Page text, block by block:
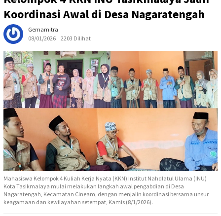
Koordinasi Awal di Desa Nagaratengah
Gemamitra
08/01/2026
2203 Dilihat
Mahasiswa Kelompok 4 Kuliah Kerja Nyata (KKN) Institut Nahdlatul Ulama (INU)
Kota Tasikmalaya mulai melakukan langkah awal pengabdian di Desa
Nagaratengah, Kecamatan Cineam, dengan menjalin koordinasi bersama unsur
keagamaan dan kewilayahan setempat, Kamis (8/1/2026).